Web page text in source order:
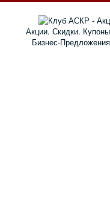
Акции. Скидки.
Бизнес-